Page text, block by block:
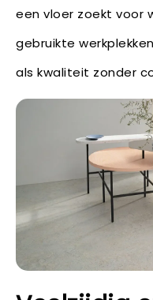
een vloer zoekt voor
gebruikte
als kwaliteit zonder